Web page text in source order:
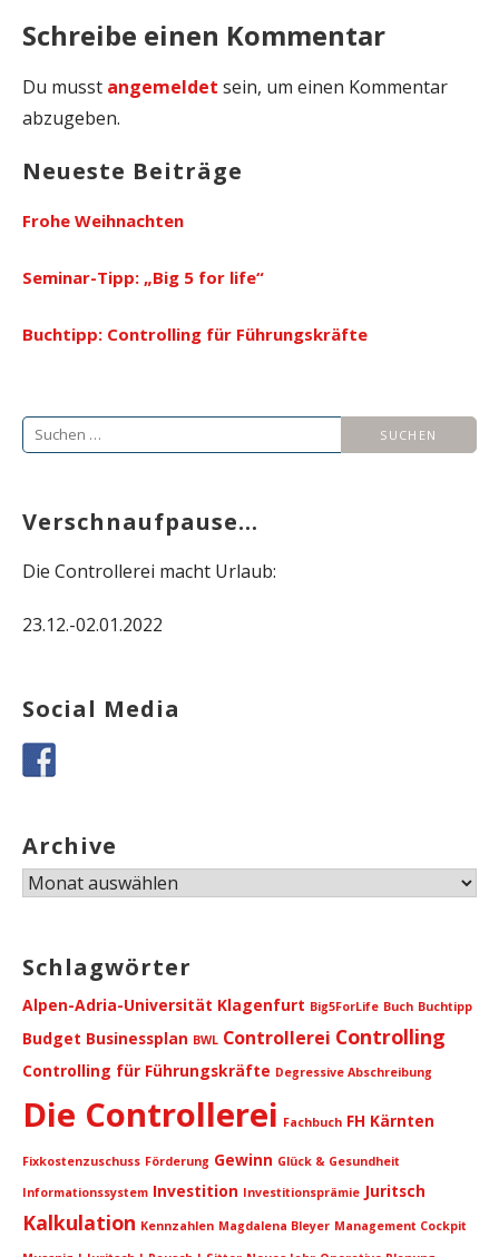
Schreibe einen Kommentar
Du musst angemeldet sein, um einen Kommentar
abzugeben.
Neueste Beiträge
Frohe Weihnachten
Seminar-Tipp: „Big 5 for life“
Buchtipp: Controlling für Führungskräfte
Suche
Verschnaufpause…
Die Controllerei macht Urlaub:
23.12.-02.01.2022
Social Media
Archive
Archive
Schlagwörter
Alpen-Adria-Universität Klagenfurt Big5ForLife Buch Buchtipp
Budget Businessplan BWL Controllerei Controlling
Controlling für Führungskräfte Degressive Abschreibung
Die Controllerei Fachbuch FH Kärnten
Fixkostenzuschuss Förderung Gewinn Glück & Gesundheit
Informationssystem Investition Investitionsprämie Juritsch
Kalkulation Kennzahlen Magdalena Bleyer Management Cockpit